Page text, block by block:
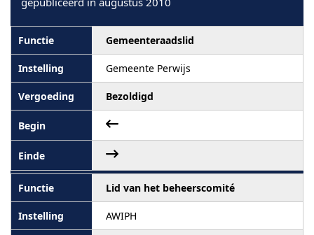
Gemeenteraadslid
Gemeente Perwijs
Bezoldigd
Lid van het beheerscomité
AWIPH